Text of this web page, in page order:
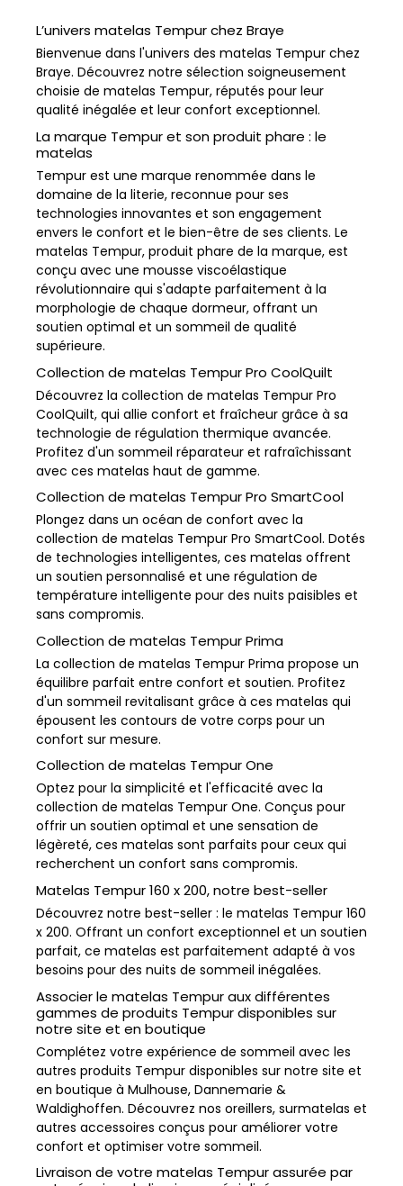
L’univers matelas Tempur chez Braye
Bienvenue dans l'univers des matelas Tempur chez
Braye. Découvrez notre sélection soigneusement
choisie de matelas Tempur, réputés pour leur
qualité inégalée et leur confort exceptionnel.
La marque Tempur et son produit phare : le
matelas
Tempur est une marque renommée dans le
domaine de la literie, reconnue pour ses
technologies innovantes et son engagement
envers le confort et le bien-être de ses clients. Le
matelas Tempur, produit phare de la marque, est
conçu avec une mousse viscoélastique
révolutionnaire qui s'adapte parfaitement à la
morphologie de chaque dormeur, offrant un
soutien optimal et un sommeil de qualité
supérieure.
Collection de matelas Tempur Pro CoolQuilt
Découvrez la collection de matelas Tempur Pro
CoolQuilt, qui allie confort et fraîcheur grâce à sa
technologie de régulation thermique avancée.
Profitez d'un sommeil réparateur et rafraîchissant
avec ces matelas haut de gamme.
Collection de matelas Tempur Pro SmartCool
Plongez dans un océan de confort avec la
collection de matelas Tempur Pro SmartCool. Dotés
de technologies intelligentes, ces matelas offrent
un soutien personnalisé et une régulation de
température intelligente pour des nuits paisibles et
sans compromis.
Collection de matelas Tempur Prima
La collection de matelas Tempur Prima propose un
équilibre parfait entre confort et soutien. Profitez
d'un sommeil revitalisant grâce à ces matelas qui
épousent les contours de votre corps pour un
confort sur mesure.
Collection de matelas Tempur One
Optez pour la simplicité et l'efficacité avec la
collection de matelas Tempur One. Conçus pour
offrir un soutien optimal et une sensation de
légèreté, ces matelas sont parfaits pour ceux qui
recherchent un confort sans compromis.
Matelas Tempur 160 x 200, notre best-seller
Découvrez notre best-seller : le matelas Tempur 160
x 200. Offrant un confort exceptionnel et un soutien
parfait, ce matelas est parfaitement adapté à vos
besoins pour des nuits de sommeil inégalées.
Associer le matelas Tempur aux différentes
gammes de produits Tempur disponibles sur
notre site et en boutique
Complétez votre expérience de sommeil avec les
autres produits Tempur disponibles sur notre site et
en boutique à Mulhouse, Dannemarie &
Waldighoffen. Découvrez nos oreillers, surmatelas et
autres accessoires conçus pour améliorer votre
confort et optimiser votre sommeil.
Livraison de votre matelas Tempur assurée par